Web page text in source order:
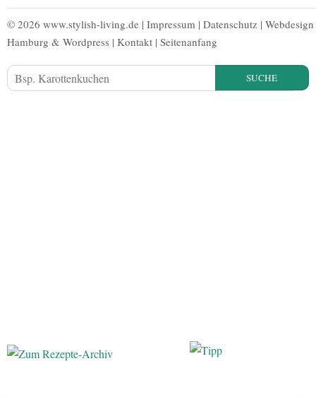
© 2026 www.stylish-living.de | Impressum | Datenschutz | Webdesign
Hamburg & Wordpress | Kontakt | Seitenanfang
SUCHE